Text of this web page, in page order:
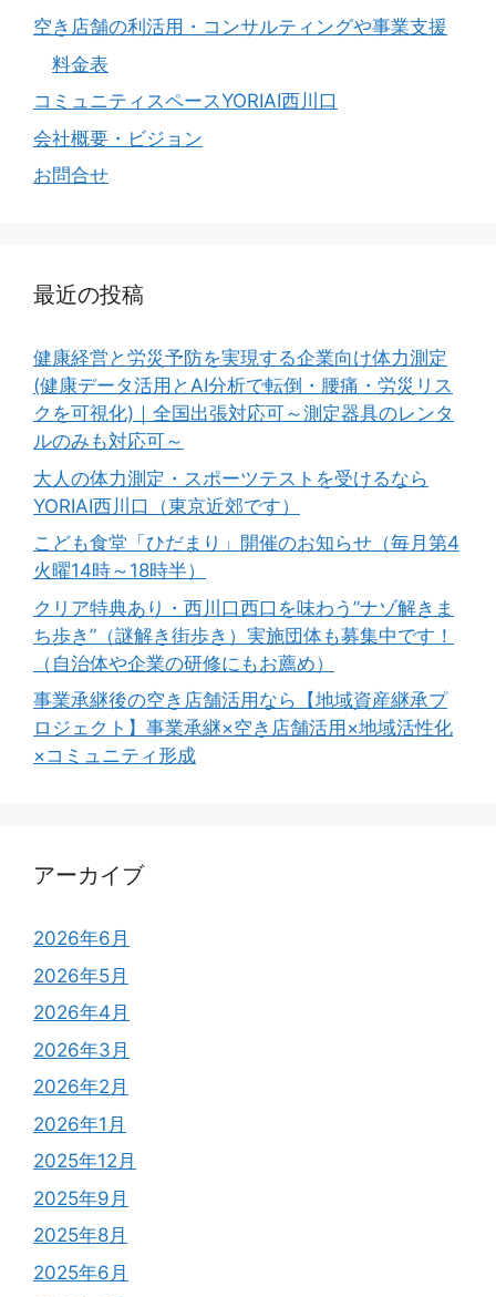
空き店舗の利活用・コンサルティングや事業支援
料金表
コミュニティスペースYORIAI西川口
会社概要・ビジョン
お問合せ
最近の投稿
健康経営と労災予防を実現する企業向け体力測定
(健康データ活用とAI分析で転倒・腰痛・労災リス
クを可視化)｜全国出張対応可～測定器具のレンタ
ルのみも対応可～
大人の体力測定・スポーツテストを受けるなら
YORIAI西川口（東京近郊です）
こども食堂「ひだまり」開催のお知らせ（毎月第4
火曜14時～18時半）
クリア特典あり・西川口西口を味わう”ナゾ解きま
ち歩き”（謎解き街歩き）実施団体も募集中です！
（自治体や企業の研修にもお薦め）
事業承継後の空き店舗活用なら【地域資産継承プ
ロジェクト】事業承継×空き店舗活用×地域活性化
×コミュニティ形成
アーカイブ
2026年6月
2026年5月
2026年4月
2026年3月
2026年2月
2026年1月
2025年12月
2025年9月
2025年8月
2025年6月